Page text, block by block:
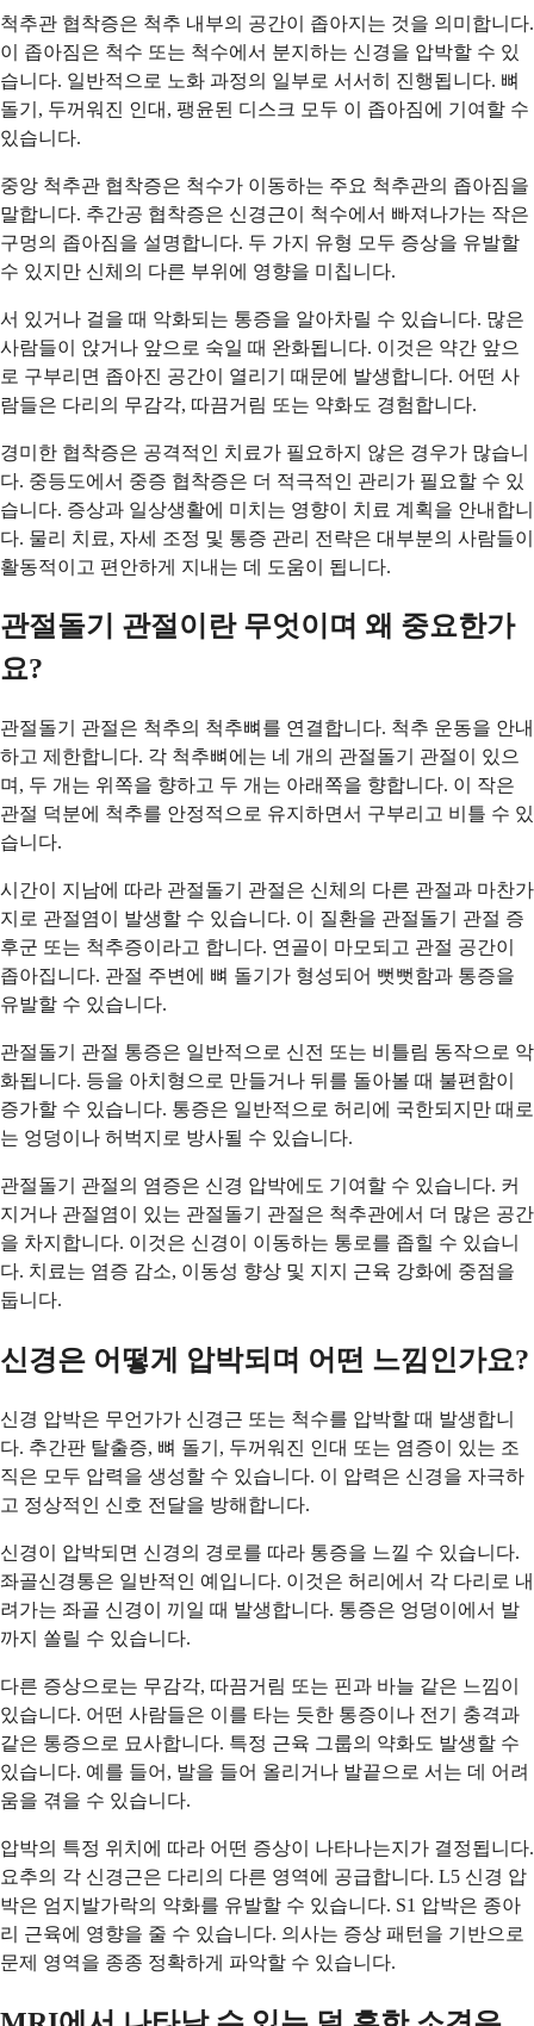
척추관 협착증은 척추 내부의 공간이 좁아지는 것을 의미합니다.
이 좁아짐은 척수 또는 척수에서 분지하는 신경을 압박할 수 있
습니다. 일반적으로 노화 과정의 일부로 서서히 진행됩니다. 뼈
돌기, 두꺼워진 인대, 팽윤된 디스크 모두 이 좁아짐에 기여할 수
있습니다.
중앙 척추관 협착증은 척수가 이동하는 주요 척추관의 좁아짐을
말합니다. 추간공 협착증은 신경근이 척수에서 빠져나가는 작은
구멍의 좁아짐을 설명합니다. 두 가지 유형 모두 증상을 유발할
수 있지만 신체의 다른 부위에 영향을 미칩니다.
서 있거나 걸을 때 악화되는 통증을 알아차릴 수 있습니다. 많은
사람들이 앉거나 앞으로 숙일 때 완화됩니다. 이것은 약간 앞으
로 구부리면 좁아진 공간이 열리기 때문에 발생합니다. 어떤 사
람들은 다리의 무감각, 따끔거림 또는 약화도 경험합니다.
경미한 협착증은 공격적인 치료가 필요하지 않은 경우가 많습니
다. 중등도에서 중증 협착증은 더 적극적인 관리가 필요할 수 있
습니다. 증상과 일상생활에 미치는 영향이 치료 계획을 안내합니
다. 물리 치료, 자세 조정 및 통증 관리 전략은 대부분의 사람들이
활동적이고 편안하게 지내는 데 도움이 됩니다.
관절돌기 관절이란 무엇이며 왜 중요한가
요?
관절돌기 관절은 척추의 척추뼈를 연결합니다. 척추 운동을 안내
하고 제한합니다. 각 척추뼈에는 네 개의 관절돌기 관절이 있으
며, 두 개는 위쪽을 향하고 두 개는 아래쪽을 향합니다. 이 작은
관절 덕분에 척추를 안정적으로 유지하면서 구부리고 비틀 수 있
습니다.
시간이 지남에 따라 관절돌기 관절은 신체의 다른 관절과 마찬가
지로 관절염이 발생할 수 있습니다. 이 질환을 관절돌기 관절 증
후군 또는 척추증이라고 합니다. 연골이 마모되고 관절 공간이
좁아집니다. 관절 주변에 뼈 돌기가 형성되어 뻣뻣함과 통증을
유발할 수 있습니다.
관절돌기 관절 통증은 일반적으로 신전 또는 비틀림 동작으로 악
화됩니다. 등을 아치형으로 만들거나 뒤를 돌아볼 때 불편함이
증가할 수 있습니다. 통증은 일반적으로 허리에 국한되지만 때로
는 엉덩이나 허벅지로 방사될 수 있습니다.
관절돌기 관절의 염증은 신경 압박에도 기여할 수 있습니다. 커
지거나 관절염이 있는 관절돌기 관절은 척추관에서 더 많은 공간
을 차지합니다. 이것은 신경이 이동하는 통로를 좁힐 수 있습니
다. 치료는 염증 감소, 이동성 향상 및 지지 근육 강화에 중점을
둡니다.
신경은 어떻게 압박되며 어떤 느낌인가요?
신경 압박은 무언가가 신경근 또는 척수를 압박할 때 발생합니
다. 추간판 탈출증, 뼈 돌기, 두꺼워진 인대 또는 염증이 있는 조
직은 모두 압력을 생성할 수 있습니다. 이 압력은 신경을 자극하
고 정상적인 신호 전달을 방해합니다.
신경이 압박되면 신경의 경로를 따라 통증을 느낄 수 있습니다.
좌골신경통은 일반적인 예입니다. 이것은 허리에서 각 다리로 내
려가는 좌골 신경이 끼일 때 발생합니다. 통증은 엉덩이에서 발
까지 쏠릴 수 있습니다.
다른 증상으로는 무감각, 따끔거림 또는 핀과 바늘 같은 느낌이
있습니다. 어떤 사람들은 이를 타는 듯한 통증이나 전기 충격과
같은 통증으로 묘사합니다. 특정 근육 그룹의 약화도 발생할 수
있습니다. 예를 들어, 발을 들어 올리거나 발끝으로 서는 데 어려
움을 겪을 수 있습니다.
압박의 특정 위치에 따라 어떤 증상이 나타나는지가 결정됩니다.
요추의 각 신경근은 다리의 다른 영역에 공급합니다. L5 신경 압
박은 엄지발가락의 약화를 유발할 수 있습니다. S1 압박은 종아
리 근육에 영향을 줄 수 있습니다. 의사는 증상 패턴을 기반으로
문제 영역을 종종 정확하게 파악할 수 있습니다.